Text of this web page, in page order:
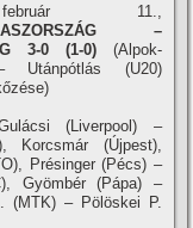
11.,
–
3-0 (1-0)(Alpok-
(U20)
(Liverpool) –
Korcsmár (Újpest),
Présinger (Pécs) –
Gyömbér (Pápa) –
(MTK) – Pölöskei P.